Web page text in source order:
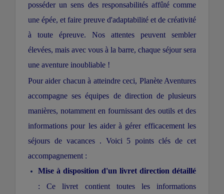
posséder un sens des responsabilités affûté comme
une épée, et faire preuve d'adaptabilité et de créativité
à toute épreuve. Nos attentes peuvent sembler
élevées, mais avec vous à la barre, chaque séjour sera
une aventure inoubliable !
Pour aider chacun à atteindre ceci, Planète Aventures
accompagne ses équipes de direction de plusieurs
manières, notamment en fournissant des outils et des
informations pour les aider à gérer efficacement les
séjours de vacances
. Voici 5 points clés de cet
accompagnement :
Mise à disposition d'un livret direction détaillé
: Ce livret contient toutes les informations